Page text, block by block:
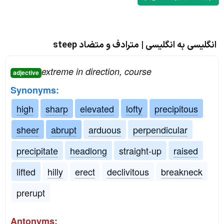
انگلیسی به انگلیسی | مترادف و متضاد steep
adjective extreme in direction, course
Synonyms:
high
sharp elevated lofty
precipitous
sheer
abrupt arduous
perpendicular
precipitate
headlong straight-up
raised
lifted
hilly erect declivitous
breakneck
prerupt
Antonyms: